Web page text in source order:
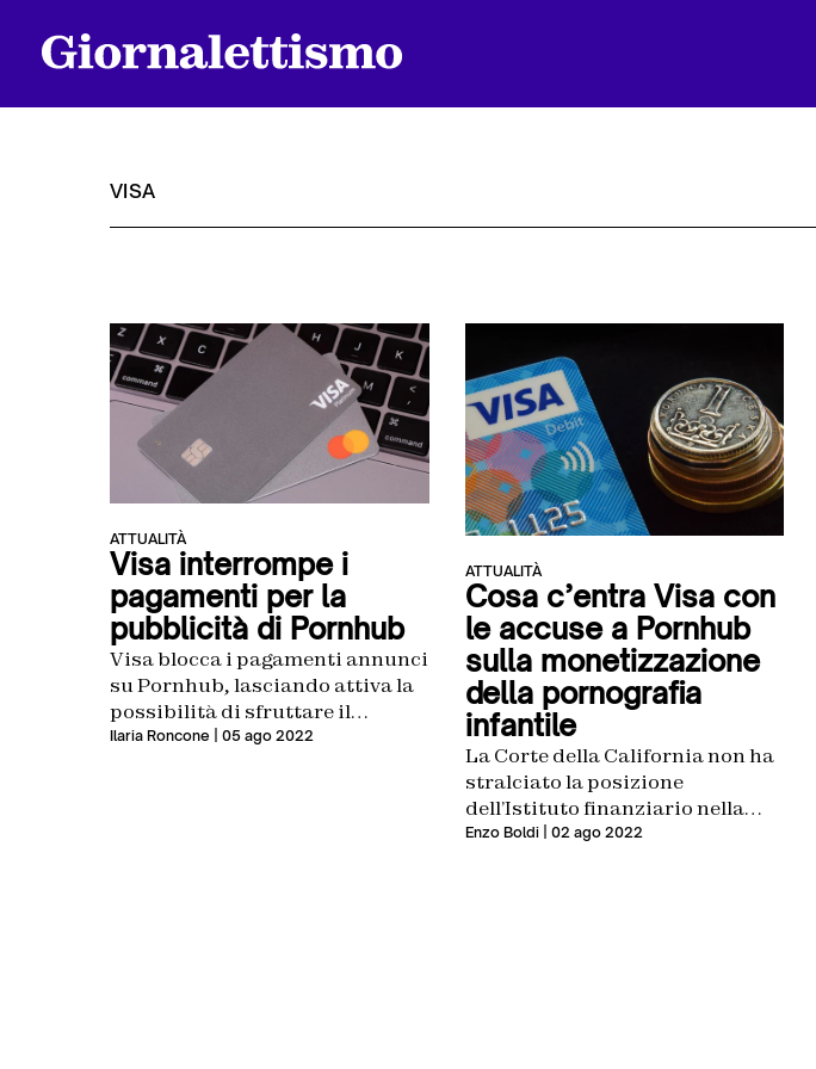
Chi siamo
VISA
ATTUALITÀ
Visa interrompe i
pagamenti per la
pubblicità di Pornhub
Visa blocca i pagamenti annunci
su Pornhub, lasciando attiva la
possibilità di sfruttare il
circuito solo per pagamenti a
Ilaria Roncone | 05 ago 2022
ATTUALITÀ
Cosa c’entra Visa con
le accuse a Pornhub
sulla monetizzazione
della pornografia
infantile
La Corte della California non ha
stralciato la posizione
dell’Istituto finanziario nella
causa contro MindGeek
Enzo Boldi| 02 ago 2022